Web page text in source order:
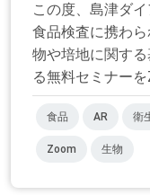
この度、島津ダ
食品検査に携わ
物や培地に関す
る無料セミナー
食品 AR 衛
Zoom 生物